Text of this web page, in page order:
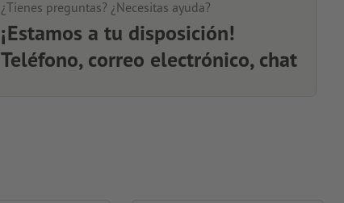
¿Tienes preguntas? ¿Necesitas ayuda?
¡Estamos a tu disposición!
Teléfono, correo electrónico, chat